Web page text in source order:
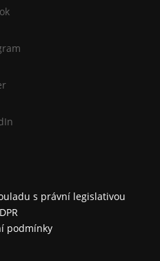
s právní legislativou
podmínky